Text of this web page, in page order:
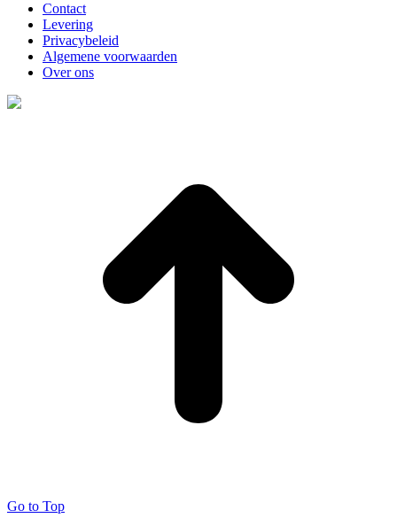
Contact
Levering
Privacybeleid
Algemene voorwaarden
Over ons
Go to Top